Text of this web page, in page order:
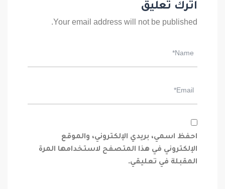
اترك تعليق
Your email address will not be published.
احفظ اسمي، بريدي الإلكتروني، والموقع
الإلكتروني في هذا المتصفح لاستخدامها المرة
المقبلة في تعليقي.